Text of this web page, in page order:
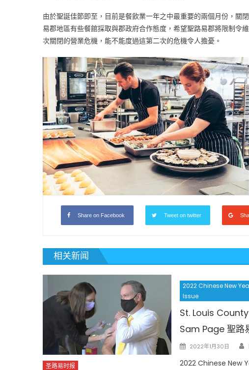
由於聖誕佳節即至，目前是餐飲業一年之中最重要的兩個月份，關
易郡地區有些餐館採取與郡政府合作態度，希望聖路易郡將限制
次關閉的營業危機，能不能度過這第二次的危機令人擔憂。
Share on Facebook Tweet on twitter
相关新闻
圣路易时报
2022 Chinese New
Issue
St. Louis
Sam Page 聖路
Posted
2022年1月30日
2022 Chinese New